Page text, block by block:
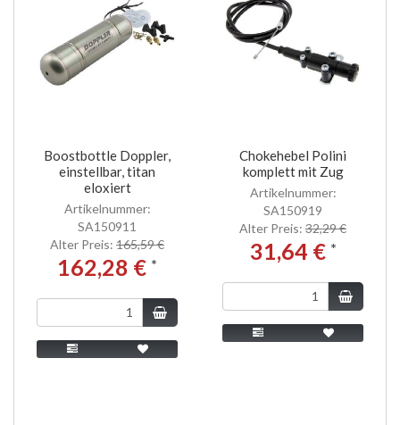
Boostbottle Doppler,
einstellbar, titan
eloxiert
Artikelnummer:
SA150911
Alter Preis: 165,59 €
162,28 € *
Chokehebel Polini
komplett mit Zug
Artikelnummer:
SA150919
Alter Preis: 32,29 €
31,64 € *